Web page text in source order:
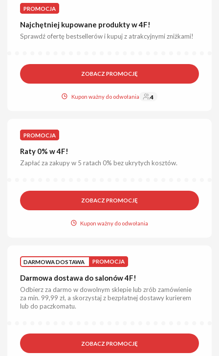
PROMOCJA
Najchętniej kupowane produkty w 4F!
Sprawdź ofertę bestsellerów i kupuj z atrakcyjnymi zniżkami!
ZOBACZ PROMOCJĘ
Kupon ważny do odwołania 4
PROMOCJA
Raty 0% w 4F!
Zapłać za zakupy w 5 ratach 0% bez ukrytych kosztów.
ZOBACZ PROMOCJĘ
Kupon ważny do odwołania
DARMOWA DOSTAWA PROMOCJA
Darmowa dostawa do salonów 4F!
Odbierz za darmo w dowolnym sklepie lub zrób zamówienie
za min. 99,99 zł, a skorzystaj z bezpłatnej dostawy kurierem
lub do paczkomatu.
ZOBACZ PROMOCJĘ